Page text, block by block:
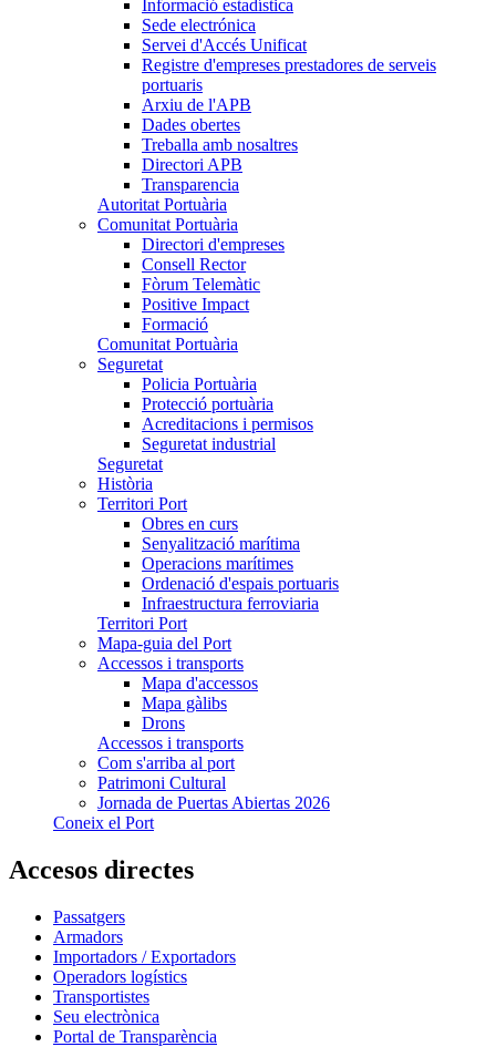
Informació estadística
Sede electrónica
Servei d'Accés Unificat
Registre d'empreses prestadores de serveis
portuaris
Arxiu de l'APB
Dades obertes
Treballa amb nosaltres
Directori APB
Transparencia
Autoritat Portuària
Comunitat Portuària
Directori d'empreses
Consell Rector
Fòrum Telemàtic
Positive Impact
Formació
Comunitat Portuària
Seguretat
Policia Portuària
Protecció portuària
Acreditacions i permisos
Seguretat industrial
Seguretat
Història
Territori Port
Obres en curs
Senyalització marítima
Operacions marítimes
Ordenació d'espais portuaris
Infraestructura ferroviaria
Territori Port
Mapa-guia del Port
Accessos i transports
Mapa d'accessos
Mapa gàlibs
Drons
Accessos i transports
Com s'arriba al port
Patrimoni Cultural
Jornada de Puertas Abiertas 2026
Coneix el Port
Accesos directes
Passatgers
Armadors
Importadors / Exportadors
Operadors logístics
Transportistes
Seu electrònica
Portal de Transparència